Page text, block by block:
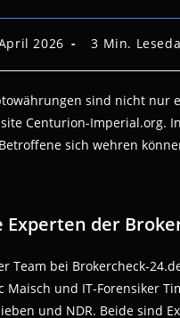
2026 Lesedauer:
3 Min.
sind nicht nur
Centurion-Imperial.org.
sich wehren
Experten der
Team bei Brokercheck-
Maisch und IT-Forensiker
und NDR. Beide sind